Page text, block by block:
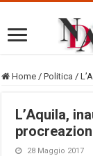
Home / Politica /
L’Aquila,
28 Maggio 2017